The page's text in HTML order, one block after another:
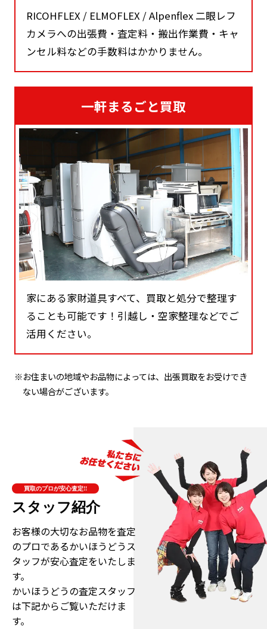
RICOHFLEX / ELMOFLEX / Alpenflex 二眼レフ
カメラへの出張費・査定料・搬出作業費・キャ
ンセル料などの手数料はかかりません。
一軒まるごと買取
家にある家財道具すべて、買取と処分で整理す
ることも可能です！引越し・空家整理などでご
活用ください。
※お住まいの地域やお品物によっては、出張買取をお受けでき
ない場合がございます。
買取のプロが安心査定!!
スタッフ紹介
お客様の大切なお品物を査定
のプロであるかいほうどうス
タッフが安心査定をいたしま
す。
かいほうどうの査定スタッフ
は下記からご覧いただけま
す。